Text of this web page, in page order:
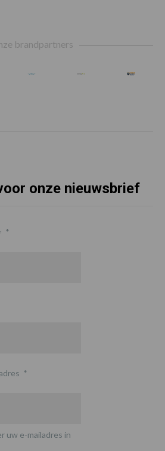
brandpartners
onze nieuwsbrief
*
*
uw e-mailadres in